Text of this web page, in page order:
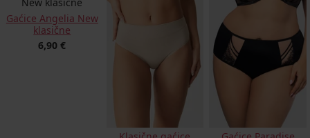
Gaćice Angelia New
klasične
6,90 €